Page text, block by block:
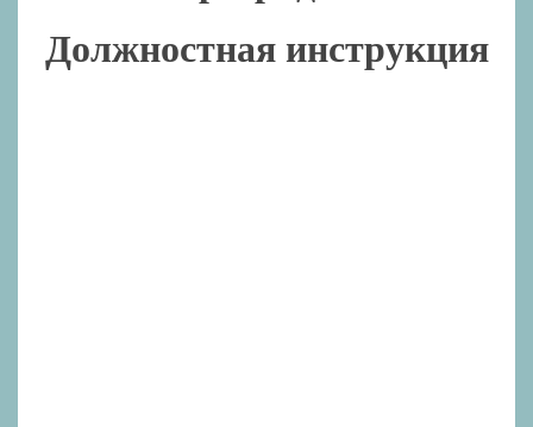
Должностная инструкция